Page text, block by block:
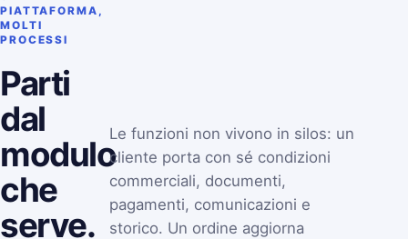
PIATTAFORMA,
MOLTI
PROCESSI
Parti
dal
modulo
che
serve.
Le funzioni non vivono in silos: un
cliente porta con sé condizioni
commerciali, documenti,
pagamenti, comunicazioni e
storico. Un ordine aggiorna